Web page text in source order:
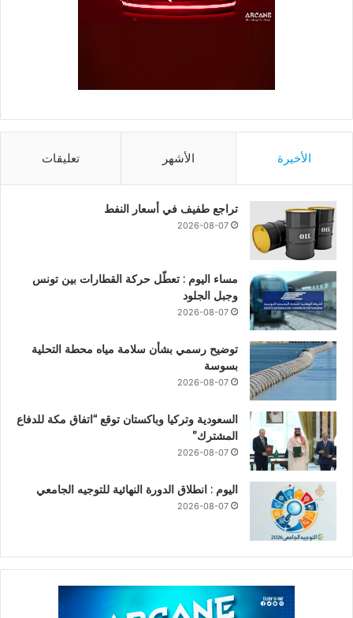
الأخيرة الأشهر تعليقات
تراجع طفيف في أسعار النفط
2026-08-07
مساء اليوم : تعطّل حركة القطارات بين تونس
وجبل الجلود
2026-08-07
توضيح رسمي بشأن سلامة مياه محطة التحلية
بسوسة
2026-08-07
السعودية وتركيا وباكستان توقع “اتفاق مكة للدفاع
المشترك”
2026-08-07
اليوم : انطلاق الدورة النهائية للتوجيه الجامعي
2026-08-07